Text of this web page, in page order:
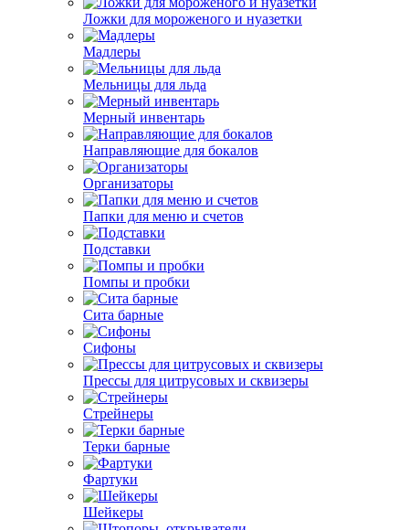
Ложки для мороженого и нуазетки
Мадлеры
Мельницы для льда
Мерный инвентарь
Направляющие для бокалов
Организаторы
Папки для меню и счетов
Подставки
Помпы и пробки
Сита барные
Сифоны
Прессы для цитрусовых и сквизеры
Стрейнеры
Терки барные
Фартуки
Шейкеры